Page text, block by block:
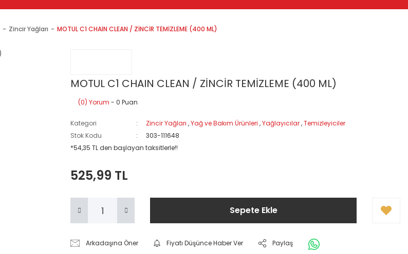
Zincir Yağları MOTUL C1 CHAIN CLEAN / ZİNCİR TEMİZLEME (400 ML)
MOTUL C1 CHAIN CLEAN / ZİNCİR TEMİZLEME (400 ML)
(0) Yorum - 0 Puan
Kategori Zincir Yağları ,Yağ ve Bakım Ürünleri ,Yağlayıcılar,Temizleyiciler
Stok Kodu
303-111648
*54,35 TL den başlayan taksitlerle!!
525,99 TL
Sepete Ekle
Arkadaşına Öner Fiyatı Düşünce Haber Ver Paylaş